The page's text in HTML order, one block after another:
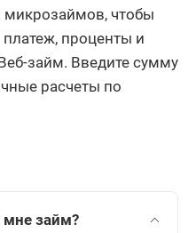
микрозаймов, чтобы
проценты и
займ. Введите сумму
расчеты по
мне займ?